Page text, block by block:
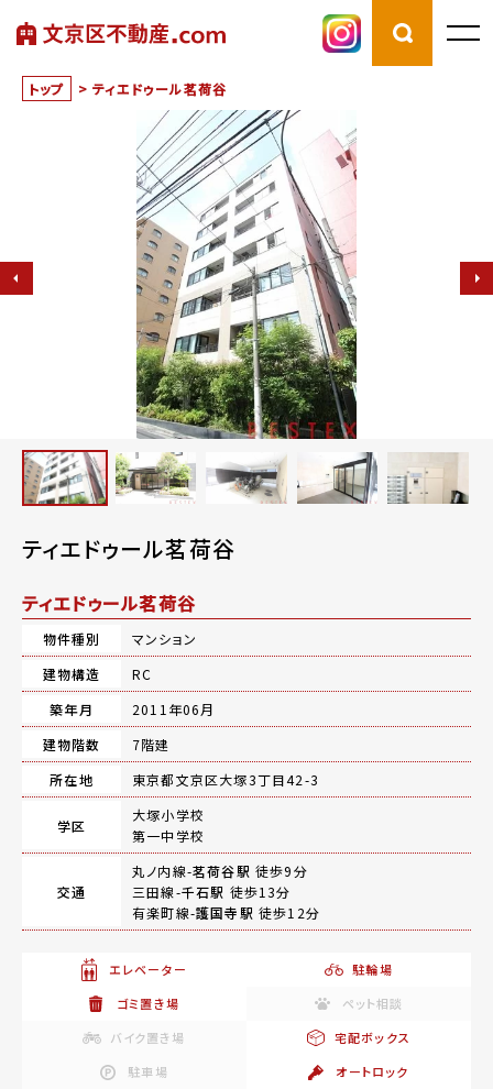
トップ > ティエドゥール茗荷谷
ティエドゥール茗荷谷
ティエドゥール茗荷谷
物件種別
マンション
建物構造
RC
築年月
2011年06月
建物階数
7階建
所在地
東京都文京区大塚3丁目42-3
学区
大塚小学校
第一中学校
交通
丸ノ内線-茗荷谷駅 徒歩9分
三田線-千石駅 徒歩13分
有楽町線-護国寺駅 徒歩12分
エレベーター
駐輪場
ゴミ置き場
ペット相談
バイク置き場
宅配ボックス
駐車場
オートロック